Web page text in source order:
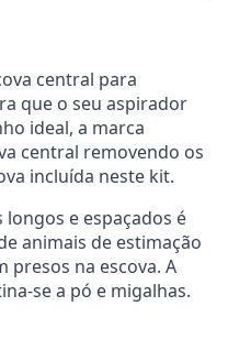
central para
que o seu aspirador
ideal, a marca
central removendo os
incluída neste kit.
e espaçados é
animais de estimação
presos na escova. A
se a pó e migalhas.